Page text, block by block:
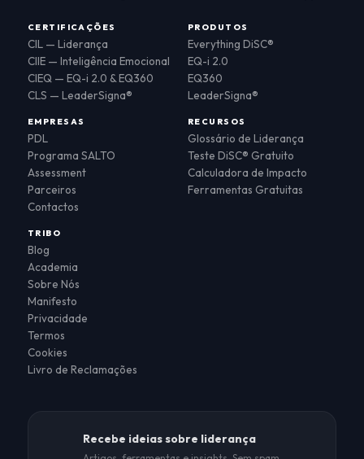
CERTIFICAÇÕES
CIL — Liderança
CIIE — Inteligência Emocional
CIEQ — EQ-i 2.0 & EQ360
CLS — LeaderSigna®
PRODUTOS
Everything DiSC®
EQ-i 2.0
EQ360
LeaderSigna®
EMPRESAS
PDL
Programa SALTO
Assessment
Parceiros
Contactos
RECURSOS
Glossário de Liderança
Teste DiSC® Gratuito
Calculadora de Impacto
Ferramentas Gratuitas
TRIBO
Blog
Academia
Sobre Nós
Manifesto
Privacidade
Termos
Cookies
Livro de Reclamações
Recebe ideias sobre liderança